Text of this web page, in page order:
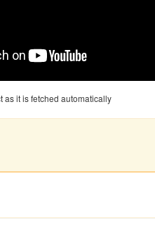
as it is fetched automatically